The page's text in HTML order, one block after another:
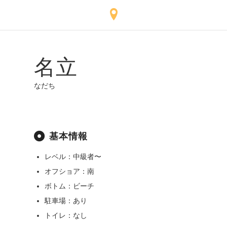
名立
なだち
基本情報
レベル：中級者〜
オフショア：南
ボトム：ビーチ
駐車場：あり
トイレ：なし